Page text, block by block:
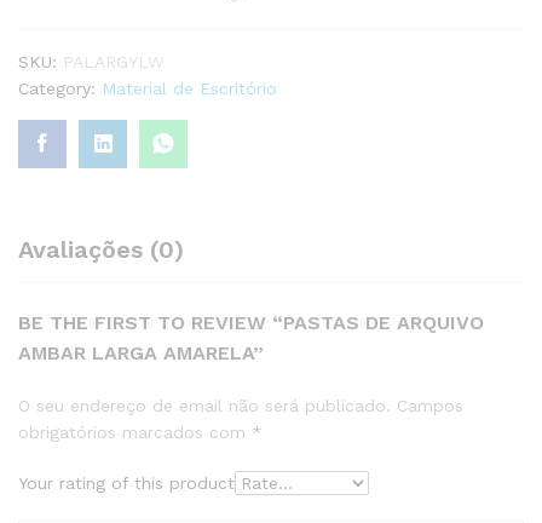
SKU: PALARGYLW
Category: Material de Escritório
Avaliações (0)
BE THE FIRST TO REVIEW “PASTAS DE ARQUIVO
AMBAR LARGA AMARELA”
O seu endereço de email não será publicado. Campos
obrigatórios marcados com *
Your rating of this product